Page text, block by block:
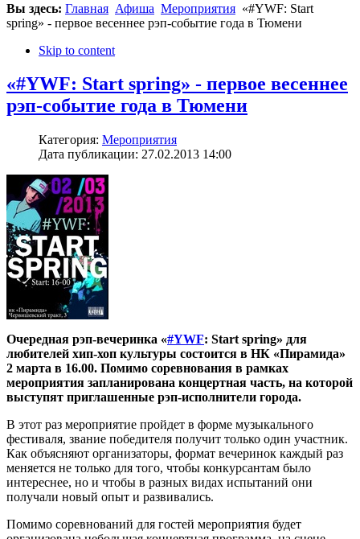
Вы здесь: Главная Афиша Мероприятия «#YWF: Start
spring» - первое весеннее рэп-событие года в Тюмени
Skip to content
«#YWF: Start spring» - первое весеннее
рэп-событие года в Тюмени
Категория: Мероприятия
Дата публикации: 27.02.2013 14:00
Очередная рэп-вечеринка «#YWF: Start spring» для
любителей хип-хоп культуры состоится в НК «Пирамида»
2 марта в 16.00. Помимо соревнования в рамках
мероприятия запланирована концертная часть, на которой
выступят приглашенные рэп-исполнители города.
В этот раз мероприятие пройдет в форме музыкального
фестиваля, звание победителя получит только один участник.
Как объясняют организаторы, формат вечеринок каждый раз
меняется не только для того, чтобы конкурсантам было
интереснее, но и чтобы в разных видах испытаний они
получали новый опыт и развивались.
Помимо соревнований для гостей мероприятия будет